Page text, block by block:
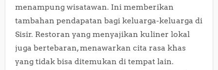
menampung wisatawan. Ini memberikan
tambahan pendapatan bagi keluarga-keluarga di
Sisir. Restoran yang menyajikan kuliner lokal
juga bertebaran, menawarkan cita rasa khas
yang tidak bisa ditemukan di tempat lain.